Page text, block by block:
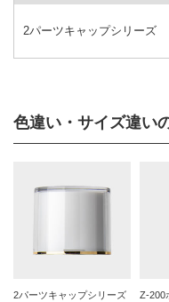
2パーツキャップシリーズ
色違い・サイズ違い
2パーツキャップシリーズ Z-200